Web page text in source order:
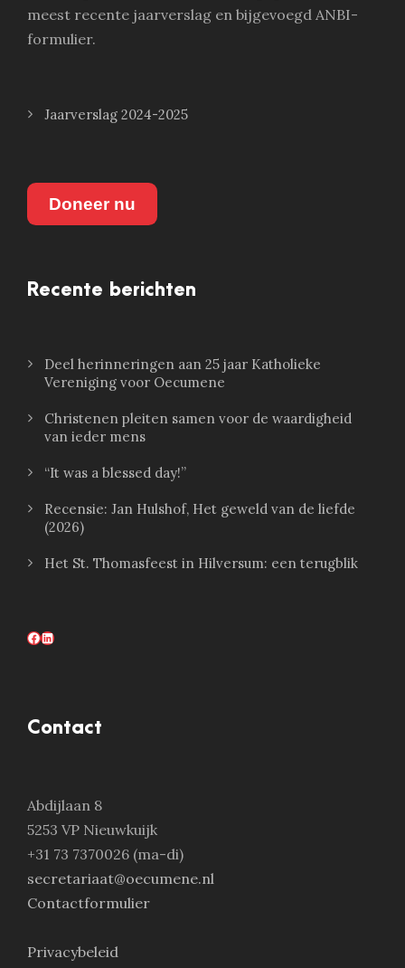
meest recente jaarverslag en bijgevoegd ANBI-
formulier.
Jaarverslag 2024-2025
Doneer nu
Recente berichten
Deel herinneringen aan 25 jaar Katholieke
Vereniging voor Oecumene
Christenen pleiten samen voor de waardigheid
van ieder mens
“It was a blessed day!”
Recensie: Jan Hulshof, Het geweld van de liefde
(2026)
Het St. Thomasfeest in Hilversum: een terugblik
Facebook LinkedIn
Contact
Abdijlaan 8
5253 VP Nieuwkuijk
+31 73 7370026 (ma-di)
secretariaat@oecumene.nl
Contactformulier
Privacybeleid